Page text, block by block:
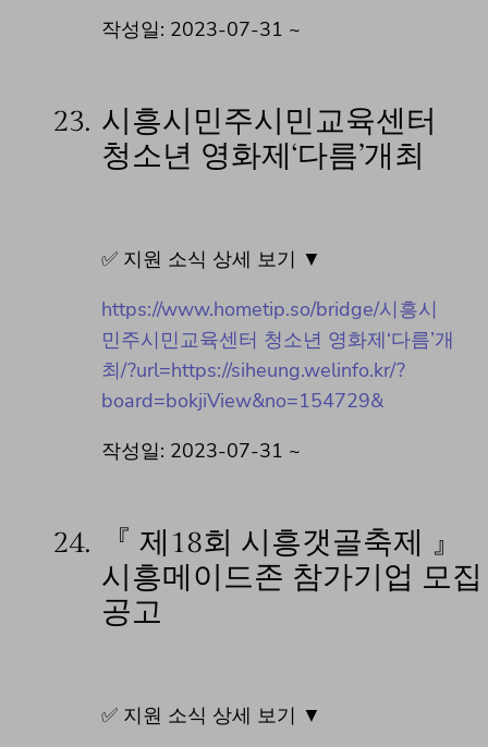
작성일: 2023-07-31 ~
23. 시흥시민주시민교육센터
청소년 영화제‘다름’개최
✅ 지원 소식 상세 보기 ▼
https://www.hometip.so/bridge/시흥시
민주시민교육센터 청소년 영화제‘다름’개
최/?url=https://siheung.welinfo.kr/?
board=bokjiView&no=154729&
작성일: 2023-07-31 ~
24.
『 제18회 시흥갯골축제 』
시흥메이드존 참가기업 모집
공고
✅ 지원 소식 상세 보기 ▼